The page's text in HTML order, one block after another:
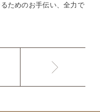
ためのお手伝い、全力で